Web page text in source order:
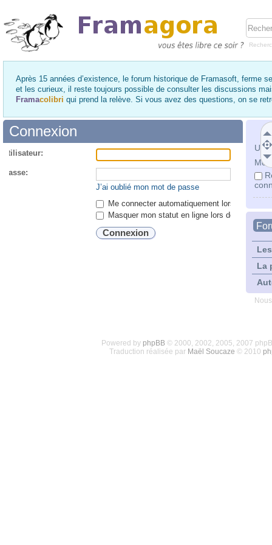
Après 15 années d’existence, le forum historique de Framasoft, ferme
et les curieux, il reste toujours possible de consulter les discussions
Framacolibri qui prend la relève. Si vous avez des questions, on se
Mot
La
Connexion
passe:
J’ai oublié mon mot de passe
Me connecter automatiquement lors de
Masquer mon statut en ligne lors de cette
Powered by phpBB© 2000, 2002, 2005, 2007
Traduction réalisée par Maël Soucaze © 2010